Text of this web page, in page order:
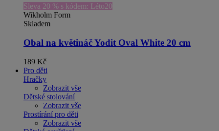
Sleva 20 % s kódem: Léto20
Wikholm Form
Skladem
Obal na květináč Yodit Oval White 20 cm
189 Kč
Pro děti
Hračky
Zobrazit vše
Dětské stolování
Zobrazit vše
Prostírání pro děti
Zobrazit vše